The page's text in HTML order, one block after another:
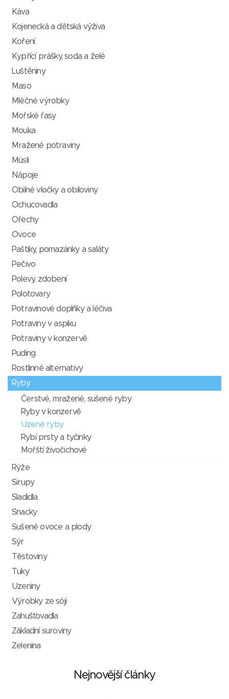
Káva
Kojenecká a dětská výživa
Koření
Kypřící prášky, soda a želé
Luštěniny
Maso
Mléčné výrobky
Mořské řasy
Mouka
Mražené potraviny
Müsli
Nápoje
Obilné vločky a obiloviny
Ochucovadla
Ořechy
Ovoce
Paštiky, pomazánky a saláty
Pečivo
Polevy, zdobení
Polotovary
Potravinové doplňky a léčiva
Potraviny v aspiku
Potraviny v konzervě
Puding
Rostlinné alternativy
Ryby
Čerstvé, mražené, sušené ryby
Ryby v konzervě
Uzené ryby
Rybí prsty a tyčinky
Mořští živočichové
Rýže
Sirupy
Sladidla
Snacky
Sušené ovoce a plody
Sýr
Těstoviny
Tuky
Uzeniny
Výrobky ze sóji
Zahušťovadla
Základní suroviny
Zelenina
Nejnovější články